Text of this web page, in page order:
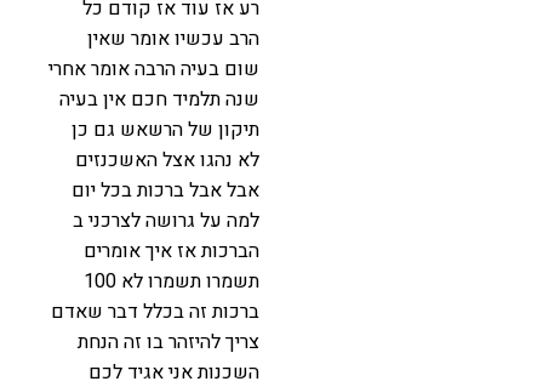
רע אז עוד אז קודם כל
הרב עכשיו אומר שאין
שום בעיה הרבה אומר אחרי
שנה תלמיד חכם אין בעיה
תיקון של הרשאש גם כן
לא נהגו אצל האשכנזים
אבל אבל ברכות בכל יום
למה על גרושה לצרכני ב
הברכות אז איך אומרים
תשמרו תשמרו לא 100
ברכות זה בכלל דבר שאדם
צריך להיזהר בו זה הנחת
השכנות אני אגיד לכם